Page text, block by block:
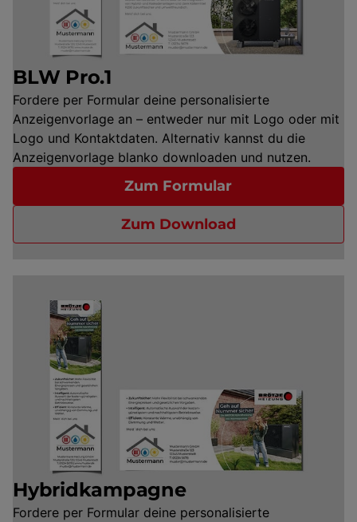
BLW Pro.1
Fordere per Formular deine personalisierte
Anzeigenvorlage an – entweder nur mit Logo oder mit
Logo und Kontaktdaten. Alternativ kannst du die
Anzeigenvorlage blanko downloaden und nutzen.
Zum Formular
Zum Download
Hybridkampagne
Fordere per Formular deine personalisierte